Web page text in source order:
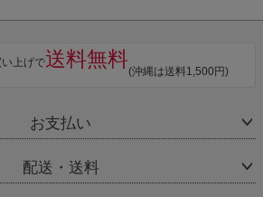
上げで送料無料
(沖縄は送料1,500円)
お支払い
配送・送料